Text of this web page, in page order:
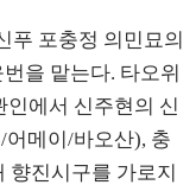
푸 포충정 의민묘의
을 맡는다. 타오위
인에서 신주현의 신
어메이/바오산), 충
향진시구를 가로지